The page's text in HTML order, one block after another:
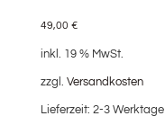
49,00 €
inkl. 19 % MwSt.
zzgl. Versandkosten
Lieferzeit: 2-3 Werktage